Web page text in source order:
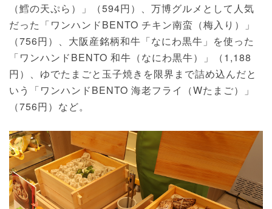
（鱈の天ぷら）」（594円）、万博グルメとして人気
だった「ワンハンドBENTO チキン南蛮（梅入り）」
（756円）、大阪産銘柄和牛「なにわ黒牛」を使った
「ワンハンドBENTO 和牛（なにわ黒牛）」（1,188
円）、ゆでたまごと玉子焼きを限界まで詰め込んだと
いう「ワンハンドBENTO 海老フライ（Wたまご）」
（756円）など。